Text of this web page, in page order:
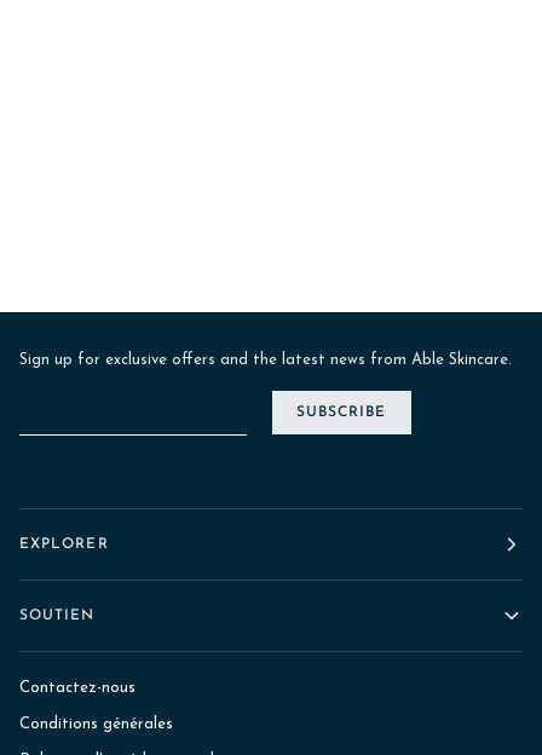
Sign up for exclusive offers and the latest news from Able Skincare.
SUBSCRIBE
EXPLORER
SOUTIEN
Contactez-nous
Conditions générales